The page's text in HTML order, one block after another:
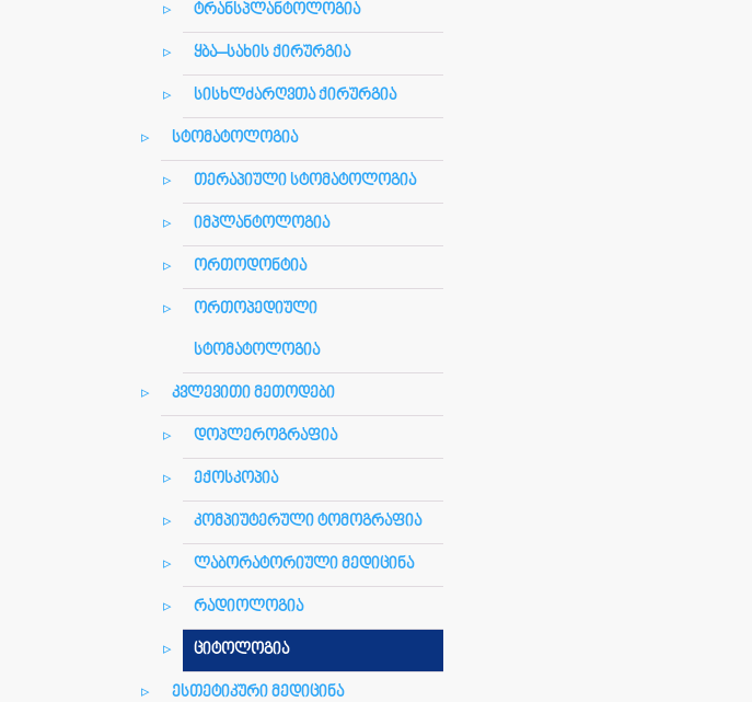
ტრანსპლანტოლოგია
ყბა–სახის ქირურგია
სისხლძარღვთა ქირურგია
სტომატოლოგია
თერაპიული სტომატოლოგია
იმპლანტოლოგია
ორთოდონტია
ორთოპედიული
სტომატოლოგია
კვლევითი მეთოდები
დოპლეროგრაფია
ექოსკოპია
კომპიუტერული ტომოგრაფია
ლაბორატორიული მედიცინა
რადიოლოგია
ციტოლოგია
ესთეტიკური მედიცინა